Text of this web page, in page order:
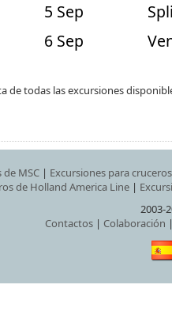
5 Sep
6 Sep
de todas las excursiones
MSC | Excursiones para
de Holland America Line|
2003-
Contactos| Colaboración